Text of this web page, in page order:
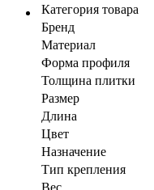
Категория товара
Бренд
Материал
Форма профиля
Толщина плитки
Размер
Длина
Цвет
Назначение
Тип крепления
Вес